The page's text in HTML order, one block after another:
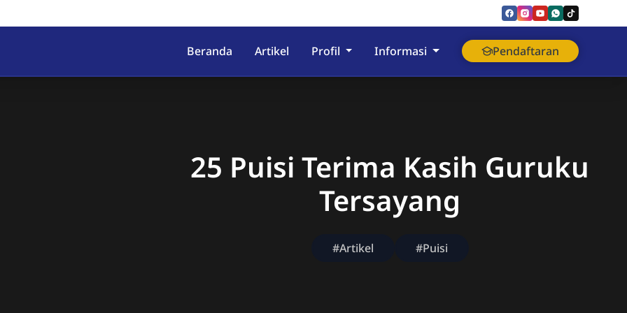
Kec. Lumbir, Kab. Banyumas
Beranda Artikel Profil Informasi Pendaftaran
25 Puisi Terima Kasih Guruku
Tersayang
#Artikel #Puisi